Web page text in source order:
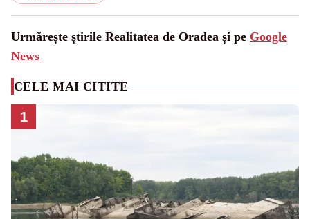
Urmărește știrile Realitatea de Oradea și pe Google
News
CELE MAI CITITE
1